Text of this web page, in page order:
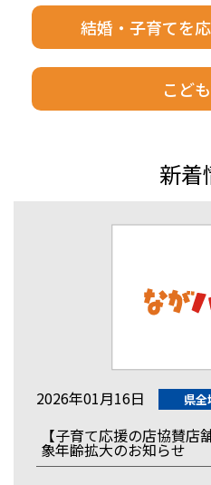
結婚・子育てを
こど
新着
2026年01月16日 県全
【子育て応援の店協賛
象年齢拡大のお知らせ